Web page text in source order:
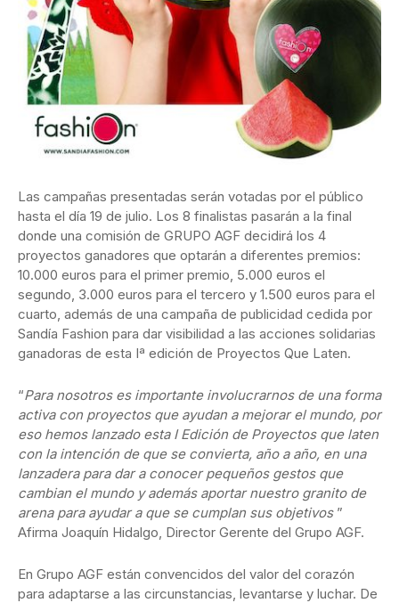
Las campañas presentadas serán votadas por el público
hasta el día 19 de julio. Los 8 finalistas pasarán a la final
donde una comisión de GRUPO AGF decidirá los 4
proyectos ganadores que optarán a diferentes premios:
10.000 euros para el primer premio, 5.000 euros el
segundo, 3.000 euros para el tercero y 1.500 euros para el
cuarto, además de una campaña de publicidad cedida por
Sandía Fashion para dar visibilidad a las acciones solidarias
ganadoras de esta Iª edición de Proyectos Que Laten.
“Para nosotros es importante involucrarnos de una forma
activa con proyectos que ayudan a mejorar el mundo, por
eso hemos lanzado esta I Edición de Proyectos que laten
con la intención de que se convierta, año a año, en una
lanzadera para dar a conocer pequeños gestos que
cambian el mundo y además aportar nuestro granito de
arena para ayudar a que se cumplan sus objetivos”
Afirma Joaquín Hidalgo, Director Gerente del Grupo AGF.
En Grupo AGF están convencidos del valor del corazón
para adaptarse a las circunstancias, levantarse y luchar. De